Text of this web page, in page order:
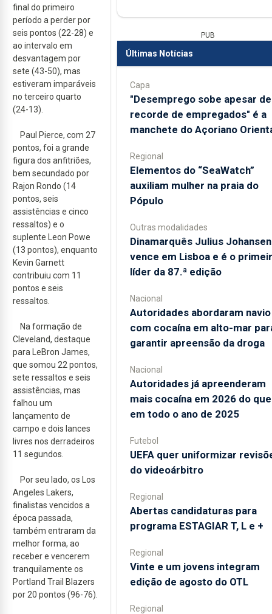
final do primeiro
período a perder por
seis pontos (22-28) e
ao intervalo em
desvantagem por
sete (43-50), mas
estiveram imparáveis
no terceiro quarto
(24-13).
Paul Pierce, com 27
pontos, foi a grande
figura dos anfitriões,
bem secundado por
Rajon Rondo (14
pontos, seis
assistências e cinco
ressaltos) e o
suplente Leon Powe
(13 pontos), enquanto
Kevin Garnett
contribuiu com 11
pontos e seis
ressaltos.
Na formação de
Cleveland, destaque
para LeBron James,
que somou 22 pontos,
sete ressaltos e seis
assistências, mas
falhou um
lançamento de
campo e dois lances
livres nos derradeiros
11 segundos.
Por seu lado, os Los
Angeles Lakers,
finalistas vencidos a
época passada,
também entraram da
melhor forma, ao
receber e vencerem
tranquilamente os
Portland Trail Blazers
por 20 pontos (96-76).
PUB
Últimas Notícias
Capa
"Desemprego sobe apesar de
recorde de empregados" é a
manchete do Açoriano
Regional
​Elementos do “SeaWatch”
auxiliam mulher na praia do
Pópulo
Outras modalidades
Dinamarquês Julius Johansen
vence em Lisboa e é o
líder da 87.ª edição
Nacional
Autoridades abordaram navio
com cocaína em alto-mar
garantir apreensão da droga
Nacional
Autoridades já apreenderam
mais cocaína em 2026 do que
em todo o ano de 2025
Futebol
UEFA quer uniformizar
do videoárbitro
Regional
Abertas candidaturas para
programa ESTAGIAR T, L e +
Regional
Vinte e um jovens integram
edição de agosto do OTL
Regional